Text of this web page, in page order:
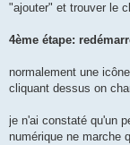
"ajouter" et trouver le
4ème étape:
normalement une
cliquant dessus on
je n'ai constaté qu'un
numérique ne marche